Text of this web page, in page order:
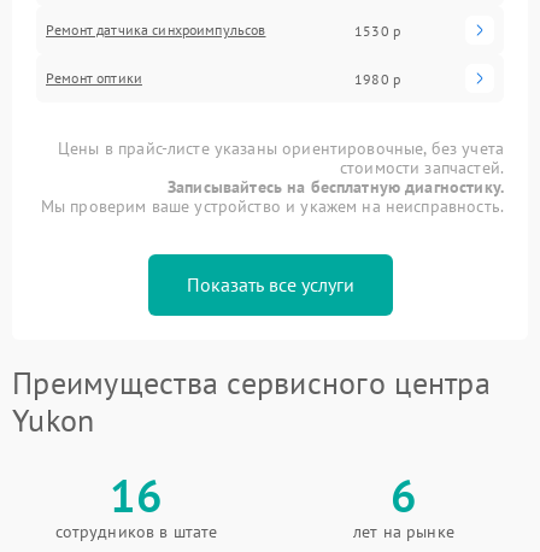
Ремонт датчика синхроимпульсов 1530 р
Ремонт оптики 1980 р
Цены в прайс-листе указаны ориентировочные, без учета
стоимости запчастей.
Записывайтесь на бесплатную диагностику.
Мы проверим ваше устройство и укажем на неисправность.
Показать все услуги
Преимущества сервисного центра
Yukon
16
сотрудников в штате
6
лет на рынке